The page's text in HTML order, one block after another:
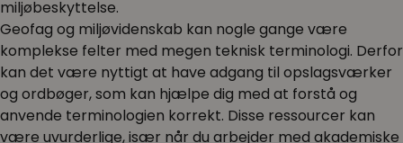
miljøbeskyttelse.
Geofag og miljøvidenskab kan nogle gange være
komplekse felter med megen teknisk terminologi. Derfor
kan det være nyttigt at have adgang til opslagsværker
og ordbøger, som kan hjælpe dig med at forstå og
anvende terminologien korrekt. Disse ressourcer kan
være uvurderlige, især når du arbejder med akademiske